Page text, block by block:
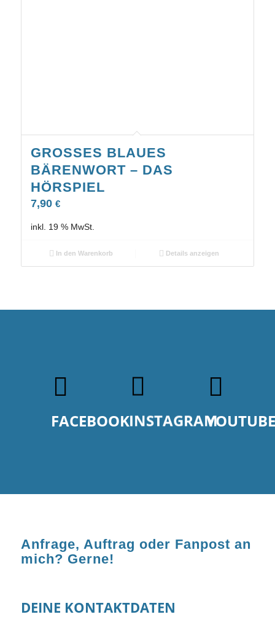
GROSSES BLAUES B
ÄRENWORT – DAS H
ÖRSPIEL
7,90 €
inkl. 19 % MwSt.
In den Warenkorb Details anzeigen
FACEBOOKINSTAGRAM
Anfrage, Auftrag oder Fanpost an
mich? Gerne!
DEINE KONTAKTDATEN